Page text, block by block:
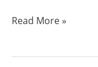
Read More »